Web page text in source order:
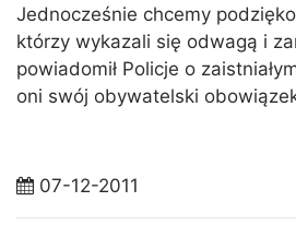
Jednocześnie chcemy
którzy wykazali się odwagą i
powiadomił Policje o
oni swój obywatelski
07-12-2011